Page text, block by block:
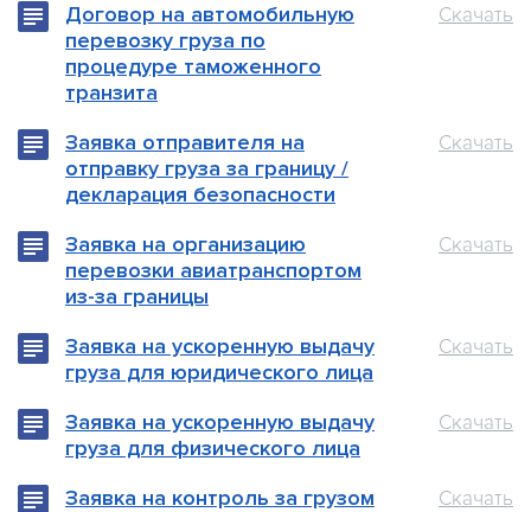
Договор на автомобильную
перевозку груза по
процедуре таможенного
транзита
Скачать
Заявка отправителя на
отправку груза за границу /
декларация безопасности
Скачать
Заявка на организацию
перевозки авиатранспортом
из-за границы
Скачать
Заявка на ускоренную выдачу
груза для юридического лица
Скачать
Заявка на ускоренную выдачу
груза для физического лица
Скачать
Заявка на контроль за грузом Скачать